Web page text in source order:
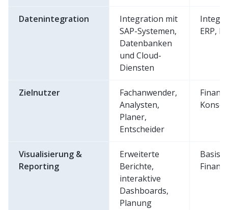
Datenintegration
Integration mit
SAP-Systemen,
Datenbanken
und Cloud-
Diensten
ERP,
Zielnutzer
Fachanwender,
Analysten,
Planer,
Entscheider
Visualisierung &
Reporting
Erweiterte
Berichte,
interaktive
Dashboards,
Planung